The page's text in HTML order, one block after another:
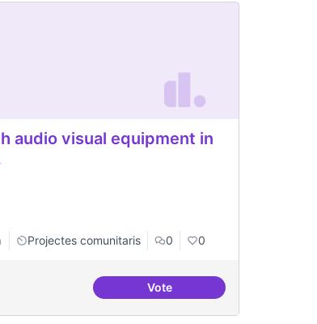
in Toronto
audio visual equipment in
Projectes comunitaris 0 0
VoteHelp with audio visual